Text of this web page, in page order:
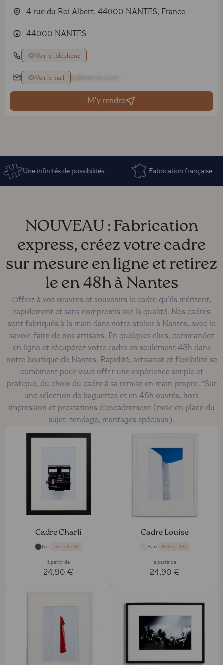
4 rue du Roi Albert, 44000 NANTES, France
44000 NANTES
02 51 72 06 07
Voir le téléphone
nantes@eclatdeverre.com
Voir le mail
M'y rendre
Une infinités de possibilités Fabrication française
NOUVEAU : Fabrication
express, créez votre cadre
sur mesure en ligne et retirez
le en 48h à Nantes
Offrez à vos œuvres et souvenirs le cadre qu’ils méritent,
rapidement et sans compromis sur la qualité. Nos cadres
sont fabriqués à la main dans notre atelier à Nantes, avec le
savoir-faire de nos artisans. En quelques clics, commandez
en ligne et récupérez votre cadre en seulement 48h dans
notre boutique de Nantes. Rapidité, artisanat et flexibilité se
combinent pour vous offrir une expérience simple et
pratique, du choix du cadre à sa remise en main propre. *Sur
une sélection de baguettes et en 48h ouvrés, hors
impression et prestations d'encadrement (mise en place du
sujet, tendage, montages spéciaux).
Cadre Charli
Noir Retrait 48h
à partir de
24,90 €
Cadre Louise
Blanc Retrait 48h
à partir de
24,90 €